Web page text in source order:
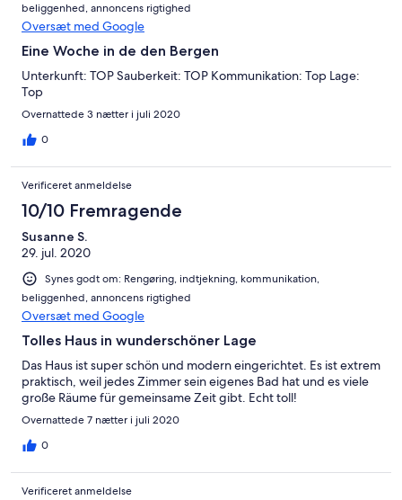
beliggenhed, annoncens rigtighed
Oversæt med Google
Eine Woche in de den Bergen
Unterkunft: TOP Sauberkeit: TOP Kommunikation: Top Lage:
Top
Overnattede 3 nætter i juli 2020
0
Verificeret anmeldelse
10/10 Fremragende
Susanne S.
29. jul. 2020
Synes godt om: Rengøring, indtjekning, kommunikation,
beliggenhed, annoncens rigtighed
Oversæt med Google
Tolles Haus in wunderschöner Lage
Das Haus ist super schön und modern eingerichtet. Es ist extrem
praktisch, weil jedes Zimmer sein eigenes Bad hat und es viele
große Räume für gemeinsame Zeit gibt. Echt toll!
Overnattede 7 nætter i juli 2020
0
Verificeret anmeldelse